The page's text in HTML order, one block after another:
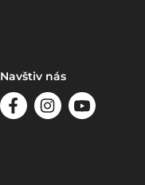
Navštiv nás